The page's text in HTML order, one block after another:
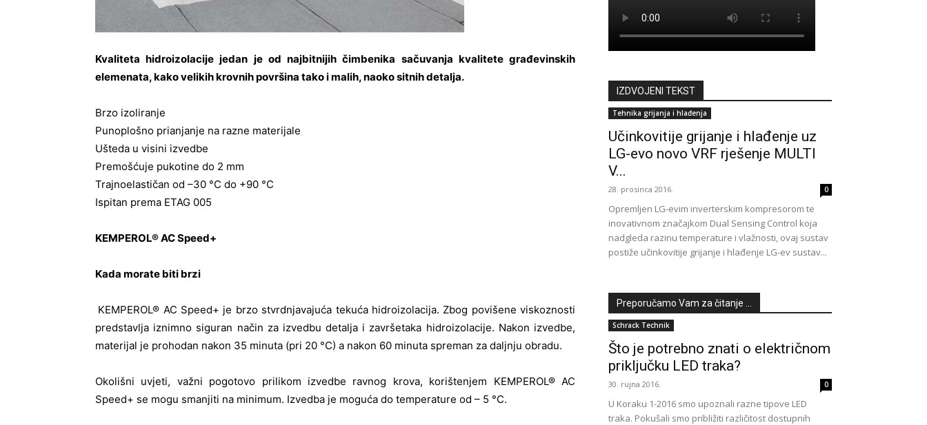
Kvaliteta hidroizolacije jedan je od najbitnijih čimbenika sačuvanja kvalitete građevinskih
elemenata, kako velikih krovnih površina tako i malih, naoko sitnih detalja.
Brzo izoliranje
Punoplošno prianjanje na razne materijale
Ušteda u visini izvedbe
Premošćuje pukotine do 2 mm
Trajnoelastičan od –30 °C do +90 °C
Ispitan prema ETAG 005
KEMPEROL®AC Speed+
Kada morate biti brzi
KEMPEROL® AC Speed+ je brzo stvrdnjavajuća tekuća hidroizolacija. Zbog povišene viskoznosti
predstavlja iznimno siguran način za izvedbu detalja i završetaka hidroizolacije. Nakon izvedbe,
materijal je prohodan nakon 35 minuta (pri 20 °C) a nakon 60 minuta spreman za daljnju obradu.
Okolišni uvjeti, važni pogotovo prilikom izvedbe ravnog krova, korištenjem KEMPEROL® AC
Speed+ se mogu smanjiti na minimum. Izvedba je moguća do temperature od – 5 °C.
IZDVOJENI TEKST
Tehnika grijanja i hlađenja
Učinkovitije grijanje i hlađenje uz
LG-evo novo VRF rješenje MULTI
V...
28. prosinca 2016. 0
Opremljen LG-evim inverterskim kompresorom te
inovativnom značajkom Dual Sensing Control koja
nadgleda razinu temperature i vlažnosti, ovaj sustav
postiže učinkovitije grijanje i hlađenje LG-ev sustav...
Preporučamo Vam za čitanje ...
Schrack Technik
Što je potrebno znati o električnom
priključku LED traka?
30. rujna 2016. 0
U Koraku 1-2016 smo upoznali razne tipove LED
traka. Pokušali smo približiti različitost dostupnih